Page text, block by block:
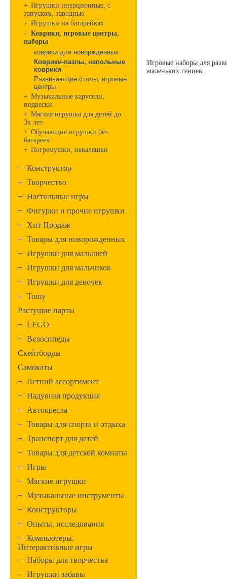
+ Игрушки инерционные, с
запуском, заводные
+ Игрушки на батарейках
- Коврики, игровые центры,
наборы
коврики для новоржденных
Коврики-пазлы, напольные
коврики
Развивающие столы, игровые
центры
+ Музыкальные карусели,
подвески
+ Мягкая игрушка для детей до
3х лет
+ Обучающие игрушки без
батареек
+ Погремушки, неваляшки
+ Конструктор
+ Творчество
+ Настольные игры
+ Фигурки и прочие игрушки
+ Хит Продаж
+ Товары для новорожденных
+ Игрушки для малышей
+ Игрушки для мальчиков
+ Игрушки для девочек
+ Tomy
Растущие парты
+ LEGO
+ Велосипеды
Скейтборды
Самокаты
+ Летний ассортимент
+ Надувная продукция
+ Автокресла
+ Товары для спорта и отдыха
+ Транспорт для детей
+ Товары для детской комнаты
+ Игры
+ Мягкие игрушки
+ Музыкальные инструменты
+ Конструкторы
+ Опыты, исследования
+ Компьютеры.
Интерактивные игры
+ Наборы для творчества
+ Игрушки забавы
Игровые наборы для
маленьких гениев.